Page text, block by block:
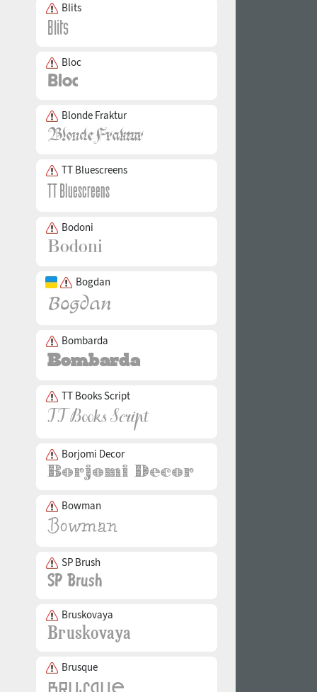
Blits
Bloc
Blonde Fraktur
TT Bluescreens
Bodoni
Bogdan
Bombarda
TT Books Script
Borjomi Decor
Bowman
SP Brush
Bruskovaya
Brusque